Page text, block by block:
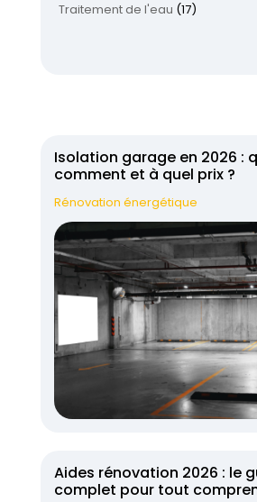
Traitement de l'eau (17)
Isolation garage en 2026 :
comment et à quel prix ?
Rénovation énergétique
Aides rénovation 2026 : le
complet pour tout